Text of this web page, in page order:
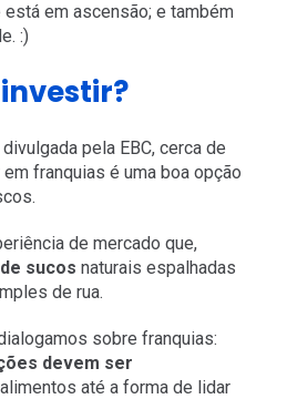
em ascensão; e também
:)
pela EBC, cerca de
franquias é uma boa opção
de mercado que,
sucos naturais espalhadas
de rua.
sobre franquias:
devem ser
até a forma de lidar